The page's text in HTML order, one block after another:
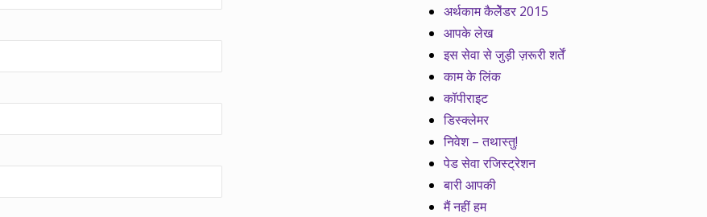
अर्थकाम कैलेेंडर 2015
आपके लेख
इस सेवा से जुड़ी ज़रूरी शर्तें
काम के लिंक
कॉपीराइट
डिस्क्लेमर
निवेश – तथास्तु!
पेड सेवा रजिस्ट्रेशन
बारी आपकी
मैं नहीं हम